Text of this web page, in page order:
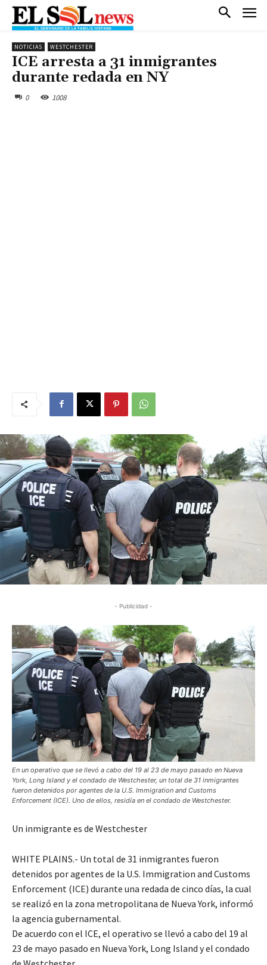
NOTICIAS WESTCHESTER
ICE arresta a 31 inmigrantes
durante redada en NY
0 1008
- Publicidad -
En un operativo que se llevó a cabo del 19 al 23 de mayo pasado en Nueva
York, Long Island y el condado de Westchester, un total de 31 inmigrantes
fueron detenidos por agentes de la U.S. Immigration and Customs
Enforcement (ICE). Uno de ellos, residía en el condado de Westchester.
Un inmigrante es de Westchester
WHITE PLAINS.- Un total de 31 inmigrantes fueron
detenidos por agentes de la U.S. Immigration and Customs
Enforcement (ICE) durante una redada de cinco días, la cual
se realizó en la zona metropolitana de Nueva York, informó
la agencia gubernamental.
De acuerdo con el ICE, el operativo se llevó a cabo del 19 al
23 de mayo pasado en Nueva York, Long Island y el condado